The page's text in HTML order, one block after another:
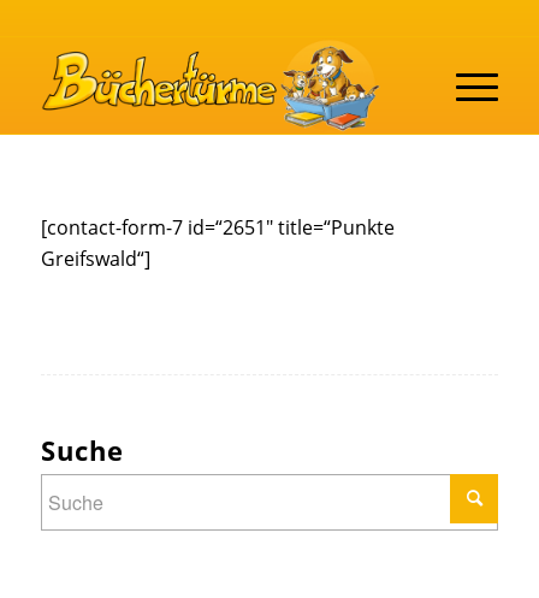
[contact-form-7 id=“2651″ title=“Punkte
Greifswald“]
Suche